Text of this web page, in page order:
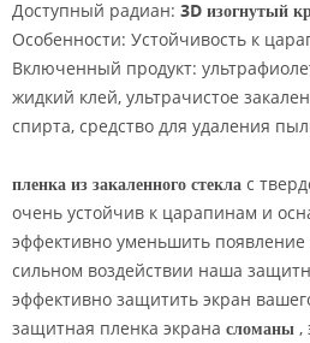
Доступный радиан: 3D изогнутый
Особенности: Устойчивость к
Включенный продукт:
жидкий клей, ультрачистое
спирта, средство для удаления
пленка из закаленного стекла с
очень устойчив к царапинам и
эффективно уменьшить
сильном воздействии наша
эффективно защитить экран
защитная пленка экрана сломаны ,